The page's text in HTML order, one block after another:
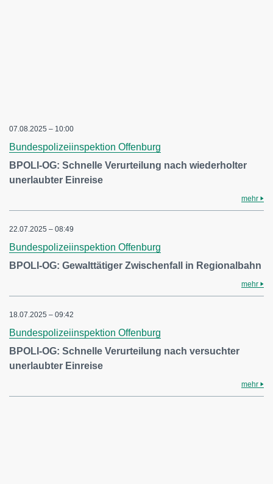
07.08.2025 – 10:00
Bundespolizeiinspektion Offenburg
BPOLI-OG: Schnelle Verurteilung nach wiederholter
unerlaubter Einreise
mehr
22.07.2025 – 08:49
Bundespolizeiinspektion Offenburg
BPOLI-OG: Gewalttätiger Zwischenfall in Regionalbahn
mehr
18.07.2025 – 09:42
Bundespolizeiinspektion Offenburg
BPOLI-OG: Schnelle Verurteilung nach versuchter
unerlaubter Einreise
mehr